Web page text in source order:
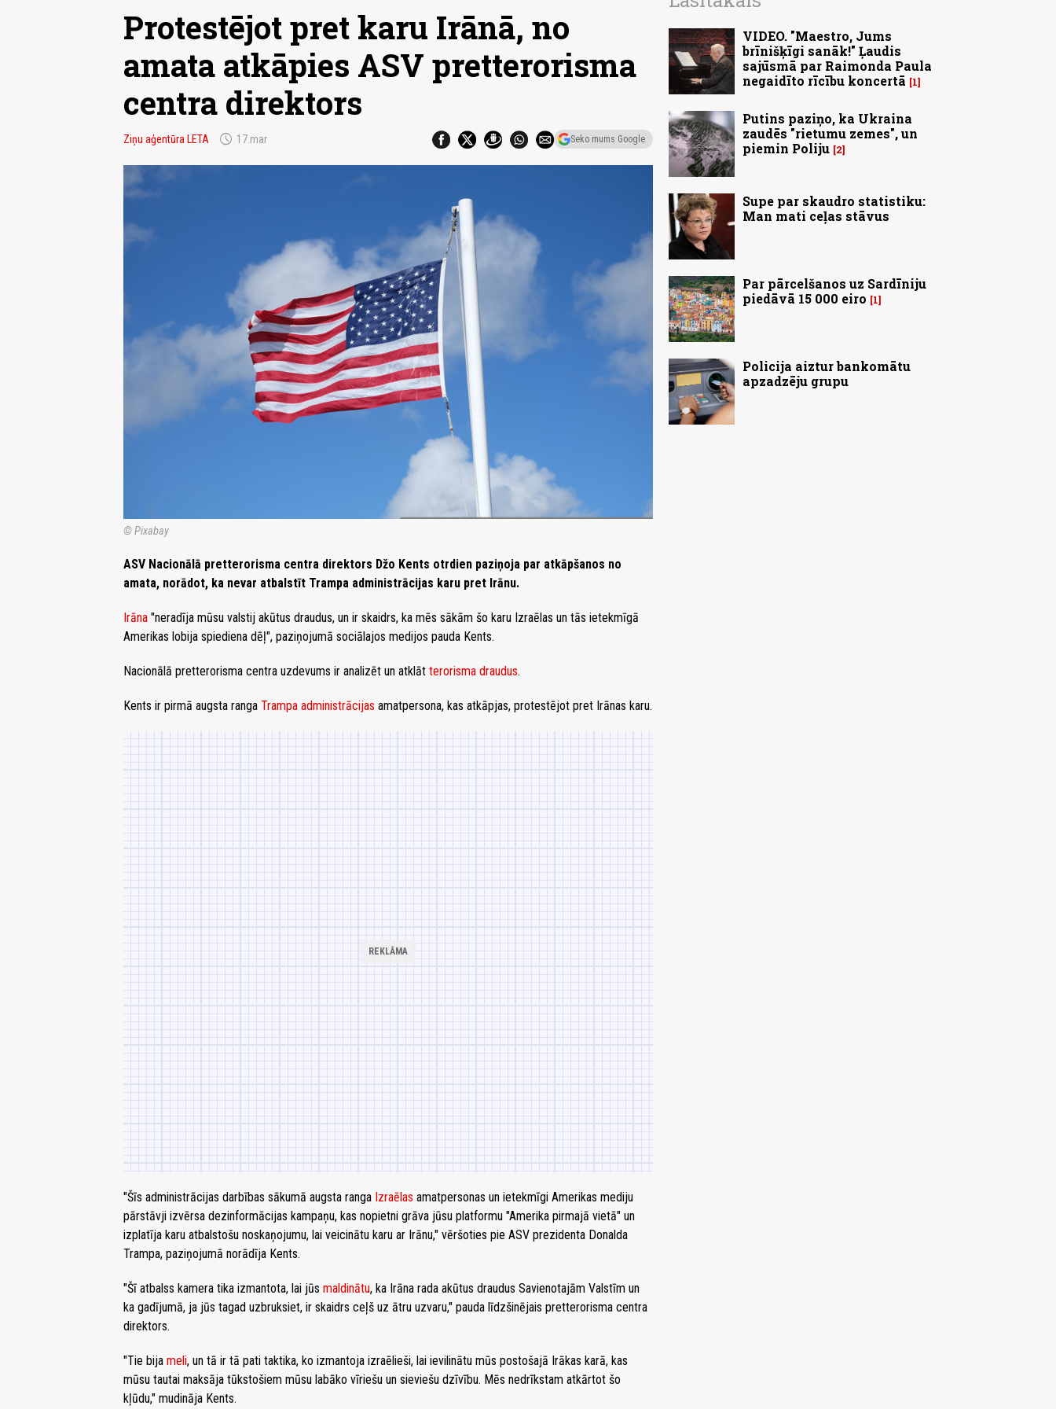
Protestējot pret karu Irānā, no
amata atkāpies ASV pretterorisma
centra direktors
Ziņu aģentūra LETA schedule 17.mar Seko mums Google
© Pixabay
ASV Nacionālā pretterorisma centra direktors Džo Kents otrdien paziņoja par atkāpšanos no
amata, norādot, ka nevar atbalstīt Trampa administrācijas karu pret Irānu.
Irāna "neradīja mūsu valstij akūtus draudus, un ir skaidrs, ka mēs sākām šo karu Izraēlas un tās ietekmīgā
Amerikas lobija spiediena dēļ", paziņojumā sociālajos medijos pauda Kents.
Nacionālā pretterorisma centra uzdevums ir analizēt un atklāt terorisma draudus.
Kents ir pirmā augsta ranga Trampa administrācijas amatpersona, kas atkāpjas, protestējot pret Irānas karu.
"Šīs administrācijas darbības sākumā augsta ranga Izraēlas amatpersonas un ietekmīgi Amerikas mediju
pārstāvji izvērsa dezinformācijas kampaņu, kas nopietni grāva jūsu platformu "Amerika pirmajā vietā" un
izplatīja karu atbalstošu noskaņojumu, lai veicinātu karu ar Irānu," vēršoties pie ASV prezidenta Donalda
Trampa, paziņojumā norādīja Kents.
"Šī atbalss kamera tika izmantota, lai jūs maldinātu, ka Irāna rada akūtus draudus Savienotajām Valstīm un
ka gadījumā, ja jūs tagad uzbruksiet, ir skaidrs ceļš uz ātru uzvaru," pauda līdzšinējais pretterorisma centra
direktors.
"Tie bija meli, un tā ir tā pati taktika, ko izmantoja izraēlieši, lai ievilinātu mūs postošajā Irākas karā, kas
mūsu tautai maksāja tūkstošiem mūsu labāko vīriešu un sieviešu dzīvību. Mēs nedrīkstam atkārtot šo
kļūdu," mudināja Kents.
VIDEO. "Maestro, Jums
brīnišķīgi sanāk!" Ļaudis
sajūsmā par Raimonda Paula
negaidīto rīcību koncertā
1
Putins paziņo, ka Ukraina
zaudēs "rietumu zemes", un
piemin Poliju 2
Supe par skaudro statistiku:
Man mati ceļas stāvus
Par pārcelšanos uz Sardīniju
piedāvā 15 000 eiro
1
Policija aiztur bankomātu
apzadzēju grupu